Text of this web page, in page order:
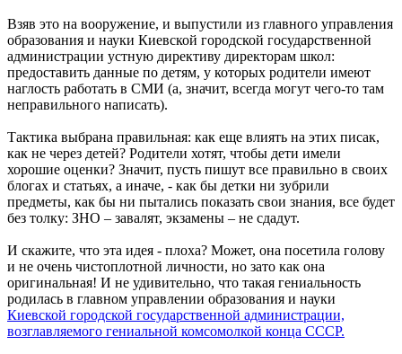
Взяв это на вооружение, и выпустили из главного управления
образования и науки Киевской городской государственной
администрации устную директиву директорам школ:
предоставить данные по детям, у которых родители имеют
наглость работать в СМИ (а, значит, всегда могут чего-то там
неправильного написать).
Тактика выбрана правильная: как еще влиять на этих писак,
как не через детей? Родители хотят, чтобы дети имели
хорошие оценки? Значит, пусть пишут все правильно в своих
блогах и статьях, а иначе, - как бы детки ни зубрили
предметы, как бы ни пытались показать свои знания, все будет
без толку: ЗНО – завалят, экзамены – не сдадут.
И скажите, что эта идея - плоха? Может, она посетила голову
и не очень чистоплотной личности, но зато как она
оригинальная! И не удивительно, что такая гениальность
родилась в главном управлении образования и науки
Киевской городской государственной администрации,
возглавляемого гениальной комсомолкой конца СССР.